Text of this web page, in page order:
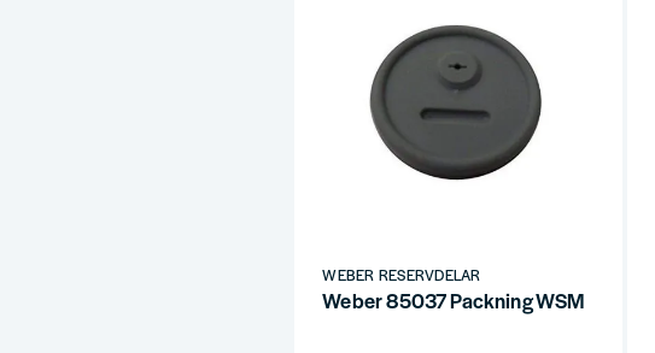
WEBER RESERVDELAR
Weber 85037 Packning WSM